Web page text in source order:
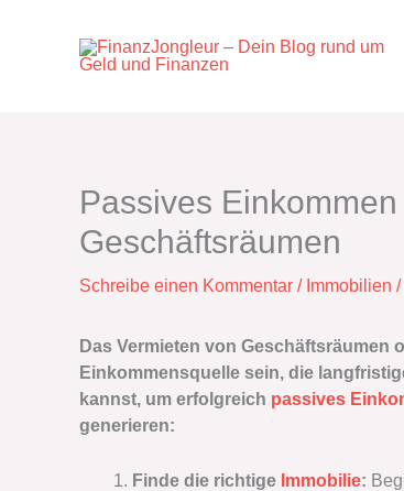
Passives
Geschäftsräumen
Schreibe einen Kommentar / Immobilien /
Das Vermieten von Geschäftsräumen
Einkommensquelle sein, die
kannst, um erfolgreich passives
generieren:
Finde die richtige Immobilie: